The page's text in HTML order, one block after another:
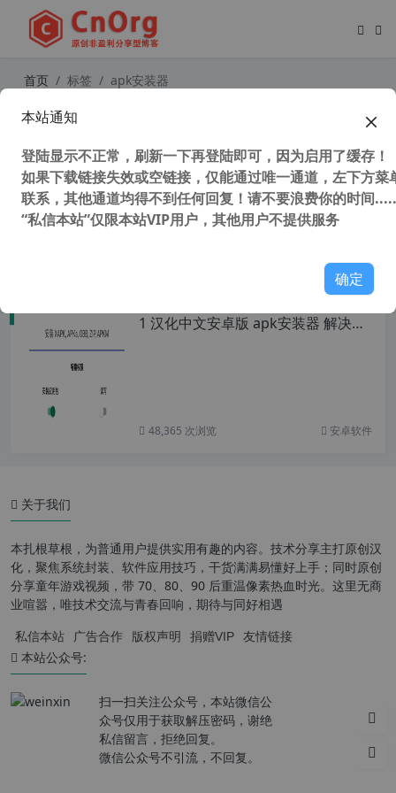
首页 标签 apk安装器
独家汉化 APK Editor Studio V1.7.1 P
译修改工具
1 汉化中文安卓版 apk安装器 解决小
48,365 次浏览 安卓软件
关于我们
本扎根草根，为普通用户提供实用有趣的内容。技术分享主打原创汉
化，聚焦系统封装、软件应用技巧，干货满满易懂好上手；同时原创
分享童年游戏视频，带 70、80、90 后重温像素热血时光。这里无商
业喧嚣，唯技术交流与青春回响，期待与同好相遇
私信本站 广告合作 版权声明 捐赠VIP 友情链接
本站公众号:
扫一扫关注公众号，本站微信公
众号仅用于获取解压密码，谢绝
私信留言，拒绝回复。
微信公众号不引流，不回复。
本站通知
登陆显示不正常，刷新一下再登陆即可，因为启用了缓存！
如果下载链接失效或空链接，仅能通过唯一通道，左下方菜
联系，其他通道均得不到任何回复！请不要浪费你的时间
“私信本站”仅限本站VIP用户，其他用户不提供服务
确定